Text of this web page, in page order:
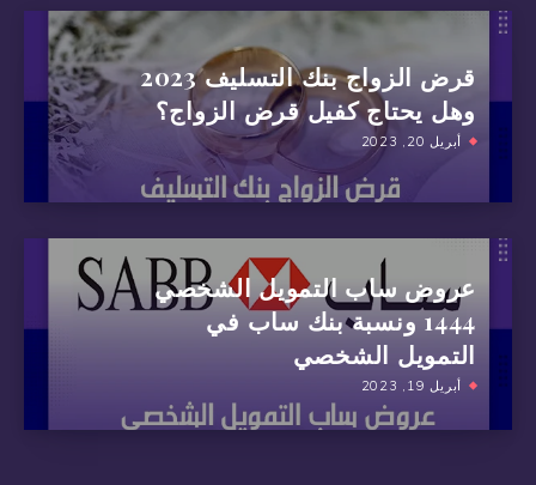
قرض الزواج بنك التسليف 2023
وهل يحتاج كفيل قرض الزواج؟
أبريل 20, 2023
عروض ساب التمويل الشخصي
1444 ونسبة بنك ساب في
التمويل الشخصي
أبريل 19, 2023